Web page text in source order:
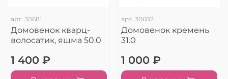
арт. 30681
Домовенок кварц-
волосатик, яшма 50.0
1 400 ₽
арт. 30682
Домовенок кремень
31.0
1 000 ₽